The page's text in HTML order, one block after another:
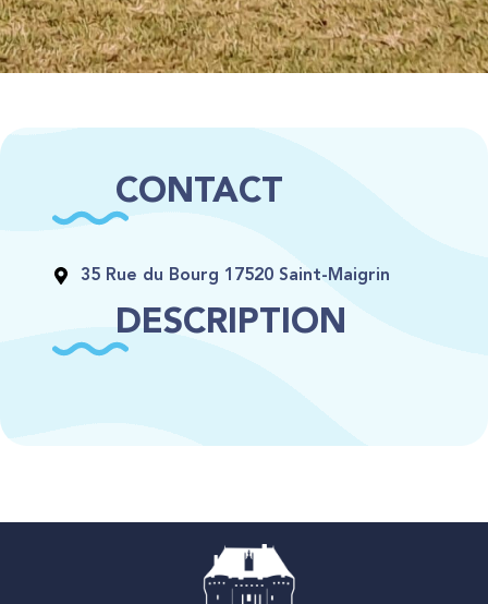
CONTACT
35 Rue du Bourg 17520 Saint-Maigrin
DESCRIPTION